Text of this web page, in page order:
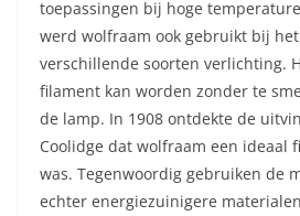
toepassingen bij hoge
werd wolfraam ook gebruikt bij
verschillende soorten verlichting.
filament kan worden zonder te
de lamp. In 1908 ontdekte de
Coolidge dat wolfraam een ideaal
was. Tegenwoordig gebruiken de
echter energiezuinigere